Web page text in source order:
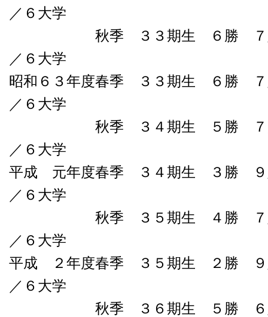
／６大学
秋季 ３３期生 ６勝 ７敗
／６大学
昭和６３年度春季 ３３期生 ６勝
／６大学
秋季 ３４期生 ５勝 ７負
／６大学
平成 元年度春季 ３４期生 ３勝
／６大学
秋季 ３５期生 ４勝 ７敗
／６大学
平成 ２年度春季 ３５期生 ２勝
／６大学
秋季 ３６期生 ５勝 ６敗